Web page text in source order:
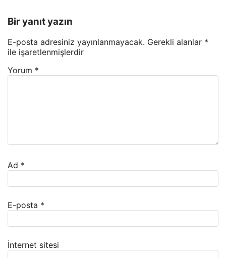
Bir yanıt yazın
E-posta adresiniz yayınlanmayacak. Gerekli alanlar *
ile işaretlenmişlerdir
Yorum *
Ad *
E-posta *
İnternet sitesi